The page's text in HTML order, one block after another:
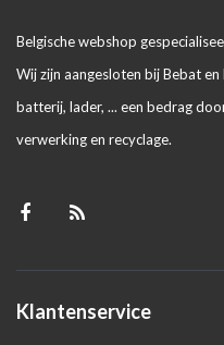
Belgische webshop
Wij zijn aangesloten bij Bebat
batterij, lader, ... een bedrag
verwerking en recyclage.
Klantenservice